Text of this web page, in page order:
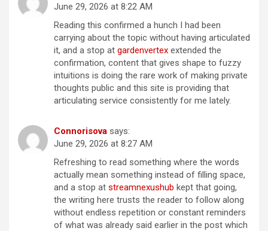
June 29, 2026 at 8:22 AM
Reading this confirmed a hunch I had been
carrying about the topic without having articulated
it, and a stop at gardenvertex extended the
confirmation, content that gives shape to fuzzy
intuitions is doing the rare work of making private
thoughts public and this site is providing that
articulating service consistently for me lately.
Connorisova says:
June 29, 2026 at 8:27 AM
Refreshing to read something where the words
actually mean something instead of filling space,
and a stop at streamnexushub kept that going,
the writing here trusts the reader to follow along
without endless repetition or constant reminders
of what was already said earlier in the post which